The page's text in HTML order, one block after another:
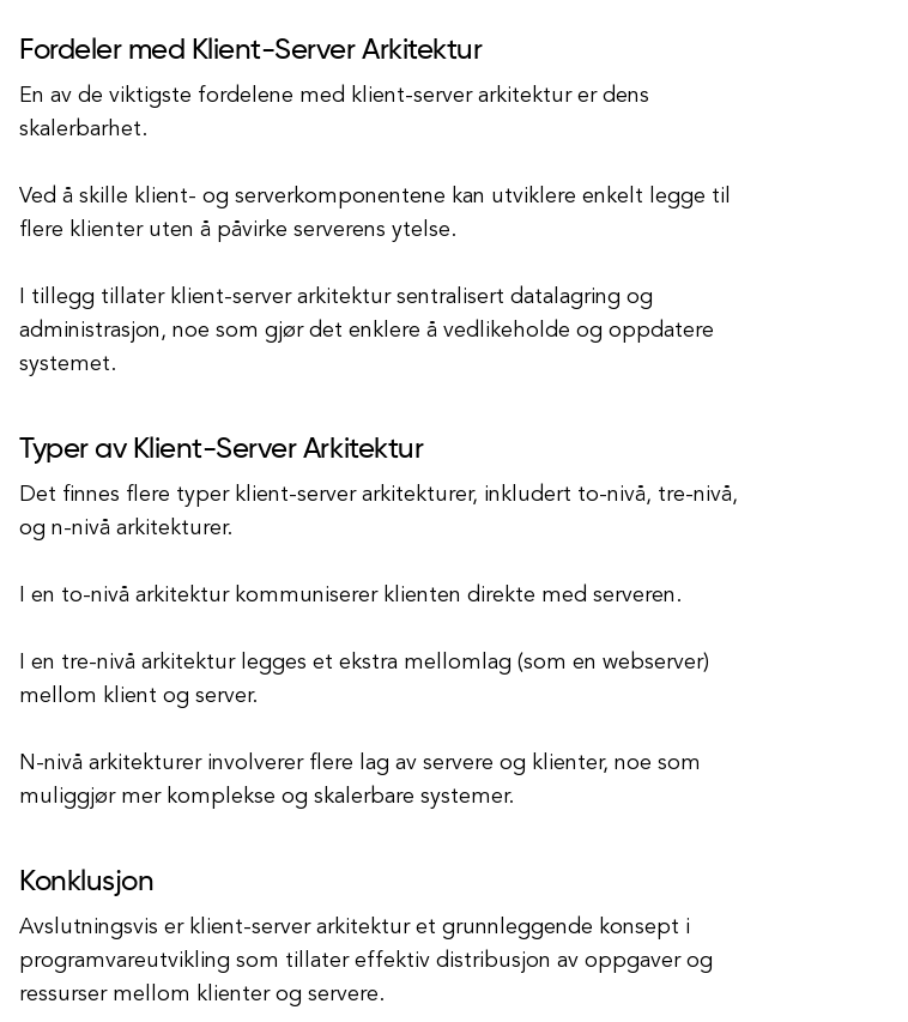
Fordeler med Klient-Server Arkitektur
En av de viktigste fordelene med klient-server arkitektur er dens
skalerbarhet.
Ved å skille klient- og serverkomponentene kan utviklere enkelt legge til
flere klienter uten å påvirke serverens ytelse.
I tillegg tillater klient-server arkitektur sentralisert datalagring og
administrasjon, noe som gjør det enklere å vedlikeholde og oppdatere
systemet.
Typer av Klient-Server Arkitektur
Det finnes flere typer klient-server arkitekturer, inkludert to-nivå, tre-nivå,
og n-nivå arkitekturer.
I en to-nivå arkitektur kommuniserer klienten direkte med serveren.
I en tre-nivå arkitektur legges et ekstra mellomlag (som en webserver)
mellom klient og server.
N-nivå arkitekturer involverer flere lag av servere og klienter, noe som
muliggjør mer komplekse og skalerbare systemer.
Konklusjon
Avslutningsvis er klient-server arkitektur et grunnleggende konsept i
programvareutvikling som tillater effektiv distribusjon av oppgaver og
ressurser mellom klienter og servere.